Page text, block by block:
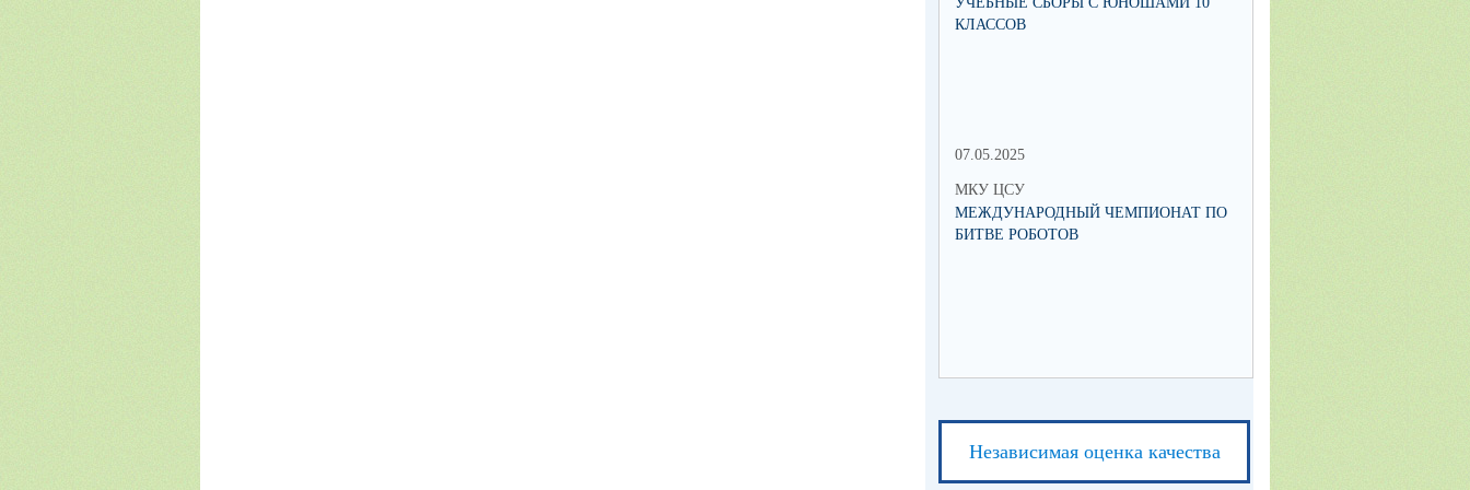
КЛАССОВ
07.05.2025
МКУ ЦСУ
МЕЖДУНАРОДНЫЙ ЧЕМПИОНАТ ПО
БИТВЕ РОБОТОВ
Независимая оценка качества